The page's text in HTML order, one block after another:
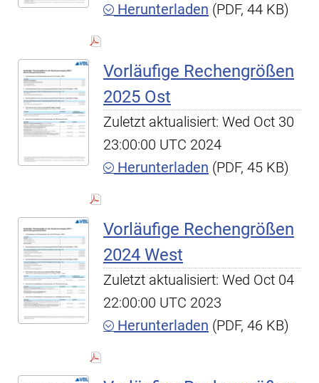
Herunterladen (PDF, 44 KB)
Vorläufige Rechengrößen
2025 Ost
Zuletzt aktualisiert: Wed Oct 30
23:00:00 UTC 2024
Herunterladen (PDF, 45 KB)
Vorläufige Rechengrößen
2024 West
Zuletzt aktualisiert: Wed Oct 04
22:00:00 UTC 2023
Herunterladen (PDF, 46 KB)